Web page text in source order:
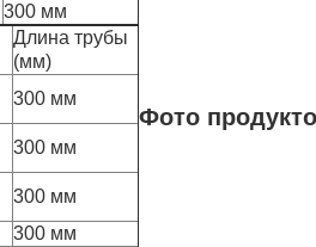
300 мм
Длина трубы
(мм)
300 мм
300 мм
300 мм
300 мм
Фото